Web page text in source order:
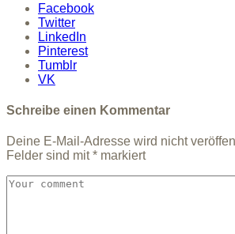
Facebook
Twitter
LinkedIn
Pinterest
Tumblr
VK
Schreibe einen Kommentar
Deine E-Mail-Adresse wird nicht
Felder sind mit* markiert